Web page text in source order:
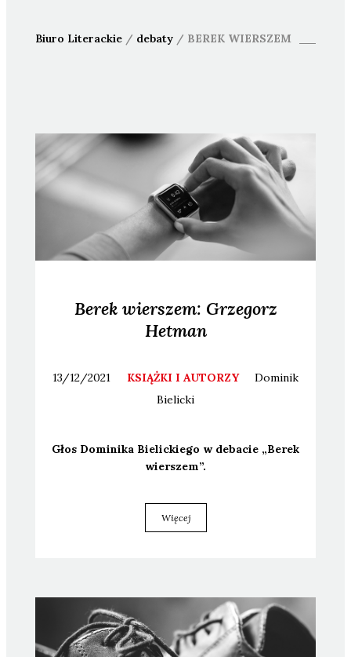
Biuro Literackie/ debaty/ BEREK WIERSZEM
Berek wierszem: Grzegorz
Hetman
13/12/2021 KSIĄŻKI I AUTORZY
Dominik
Bielicki
Głos Domi­ni­ka Bie­lic­kie­go w deba­cie „Berek
wier­szem”.
Więcej